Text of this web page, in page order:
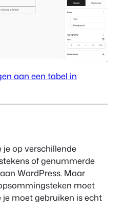
aan een tabel in
je op verschillende
of genummerde
WordPress. Maar
moet
moet gebruiken is echt